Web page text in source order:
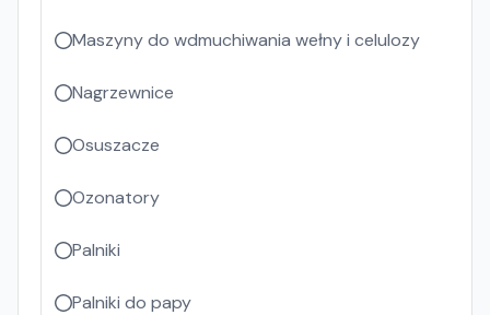
Maszyny do wdmuchiwania wełny i celulozy
Nagrzewnice
Osuszacze
Ozonatory
Palniki
Palniki do papy